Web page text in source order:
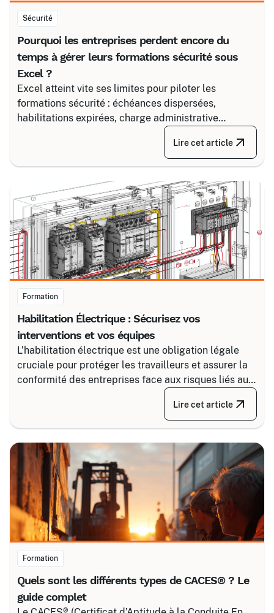
Sécurité
Pourquoi les entreprises perdent encore du
temps à gérer leurs formations sécurité sous
Excel ?
Excel atteint vite ses limites pour piloter les
formations sécurité : échéances dispersées,
habilitations expirées, charge administrative
croissante. Découvrez comment structurer un suivi
fiable en associant un partenaire spécialisé comme
Certalis et un logiciel de gestion de formation (TMS).
Lire cet article
Formation
Habilitation Électrique : Sécurisez vos
interventions et vos équipes
L’habilitation électrique est une obligation légale
cruciale pour protéger les travailleurs et assurer la
conformité des entreprises face aux risques liés au
courant. Certalis vous accompagne avec des
formations sur-mesure, initiales ou de recyclage,
pour maîtriser tous les niveaux de sécurité, du
tension.
Lire cet article
Formation
Quels sont les différents types de CACES® ? Le
guide complet